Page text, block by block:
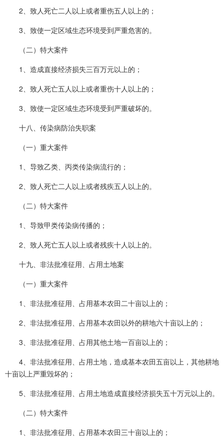
2、致人死亡二人以上或者重伤五人以上的；
3、致使一定区域生态环境受到严重危害的。
（二）特大案件
1、造成直接经济损失三百万元以上的；
2、致人死亡五人以上或者重伤十人以上的；
3、致使一定区域生态环境受到严重破坏的。
十八、传染病防治失职案
（一）重大案件
1、导致乙类、丙类传染病流行的；
2、致人死亡二人以上或者残疾五人以上的。
（二）特大案件
1、导致甲类传染病传播的；
2、致人死亡五人以上或者残疾十人以上的。
十九、非法批准征用、占用土地案
（一）重大案件
1、非法批准征用、占用基本农田二十亩以上的；
2、非法批准征用、占用基本农田以外的耕地六十亩以上的；
3、非法批准征用、占用其他土地一百亩以上的；
4、非法批准征用、占用土地，造成基本农田五亩以上，其他耕地
十亩以上严重毁坏的；
5、非法批准征用、占用土地造成直接经济损失五十万元以上的。
（二）特大案件
1、非法批准征用、占用基本农田三十亩以上的；